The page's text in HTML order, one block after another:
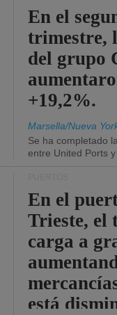
En el
trimestre,
del grupo
+19,2%.
Marsella/Nueva
Se ha completado
entre United Ports
En el
Trieste, el
carga a
está